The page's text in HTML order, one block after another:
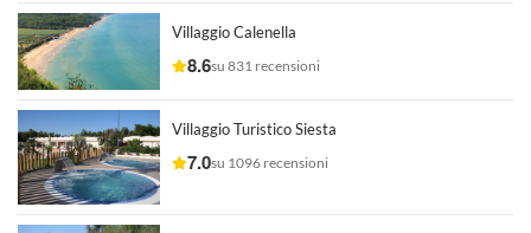
Villaggio Calenella
8.6su 831 recensioni
Villaggio Turistico Siesta
7.0su 1096 recensioni